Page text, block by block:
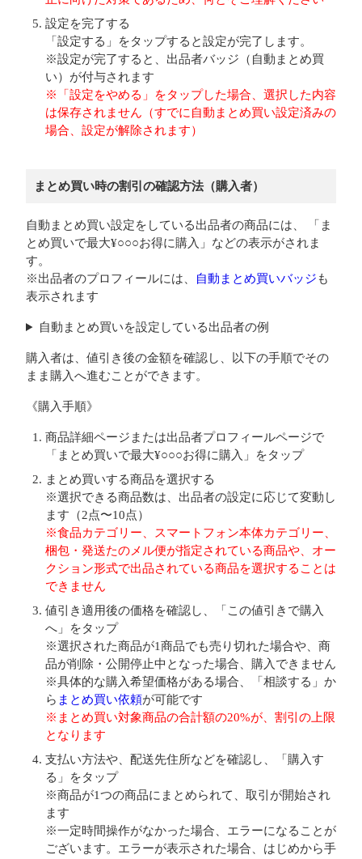
設定を完了する
「設定する」をタップすると設定が完了します。
※設定が完了すると、出品者バッジ（自動まとめ買
い）が付与されます
※「設定をやめる」をタップした場合、選択した内容
は保存されません（すでに自動まとめ買い設定済みの
場合、設定が解除されます）
まとめ買い時の割引の確認方法（購入者）
自動まとめ買い設定をしている出品者の商品には、 「ま
とめ買いで最大¥○○○お得に購入」などの表示がされま
す。
※出品者のプロフィールには、
自動まとめ買いバッジ も
表示されます
自動まとめ買いを設定している出品者の例
購入者は、値引き後の金額を確認し、以下の手順でその
まま購入へ進むことができます。
《購入手順》
商品詳細ページまたは出品者プロフィールページで
「まとめ買いで最大¥○○○お得に購入」をタップ
まとめ買いする商品を選択する
※選択できる商品数は、出品者の設定に応じて変動し
ます（2点〜10点）
※食品カテゴリー、スマートフォン本体カテゴリー、
梱包・発送たのメル便が指定されている商品や、オー
クション形式で出品されている商品を選択することは
できません
値引き適用後の価格を確認し、「この値引きで購入
へ」をタップ
※選択された商品が1商品でも売り切れた場合や、商
品が削除・公開停止中となった場合、購入できません
※具体的な購入希望価格がある場合、「相談する」か
ら まとめ買い依頼が可能です
※まとめ買い対象商品の合計額の20%が、割引の上限
となります
支払い方法や、配送先住所などを確認し、「購入す
る」をタップ
※商品が1つの商品にまとめられて、取引が開始され
ます
※一定時間操作がなかった場合、エラーになることが
ございます。エラーが表示された場合、はじめから手